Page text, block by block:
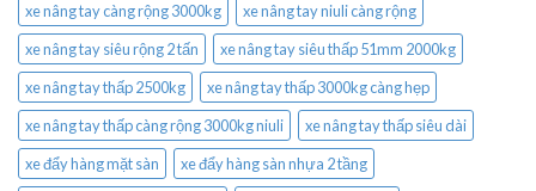
xe nâng tay càng rộng 3000kg
xe nâng tay niuli càng rộng
xe nâng tay siêu rộng 2 tấn
xe nâng tay siêu thấp 51mm 2000kg
xe nâng tay thấp 2500kg
xe nâng tay thấp 3000kg càng hẹp
xe nâng tay thấp càng rộng 3000kg niuli
xe nâng tay thấp siêu dài
xe đẩy hàng mặt sàn
xe đẩy hàng sàn nhựa 2 tầng